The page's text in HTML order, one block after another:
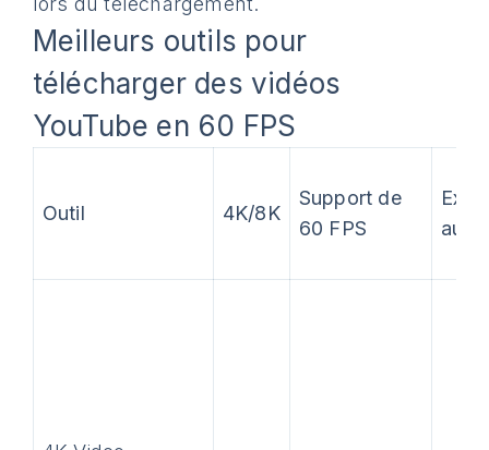
Meilleurs outils pour
télécharger des vidéos
YouTube en 60 FPS
Outil 4K/8K
Support de
60 FPS